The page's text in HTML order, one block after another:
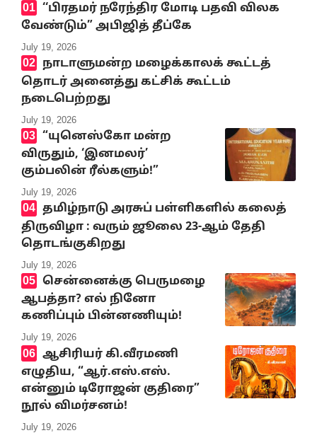
‘‘பிரதமர் நரேந்திர மோடி பதவி விலக
வேண்டும்” அபிஜித் தீப்கே
July 19, 2026
நாடாளுமன்ற மழைக்காலக் கூட்டத்
தொடர் அனைத்து கட்சிக் கூட்டம்
நடைபெற்றது
July 19, 2026
“யுனெஸ்கோ மன்ற
விருதும், ‘இனமலர்’
கும்பலின் ரீல்களும்!”
July 19, 2026
தமிழ்நாடு அரசுப் பள்ளிகளில் கலைத்
திருவிழா : வரும் ஜூலை 23-ஆம் தேதி
தொடங்குகிறது
July 19, 2026
சென்னைக்கு பெருமழை
ஆபத்தா? எல் நினோ
கணிப்பும் பின்னணியும்!
July 19, 2026
ஆசிரியர் கி.வீரமணி
எழுதிய, “ஆர்.எஸ்.எஸ்.
என்னும் டிரோஜன் குதிரை”
நூல் விமர்சனம்!
July 19, 2026